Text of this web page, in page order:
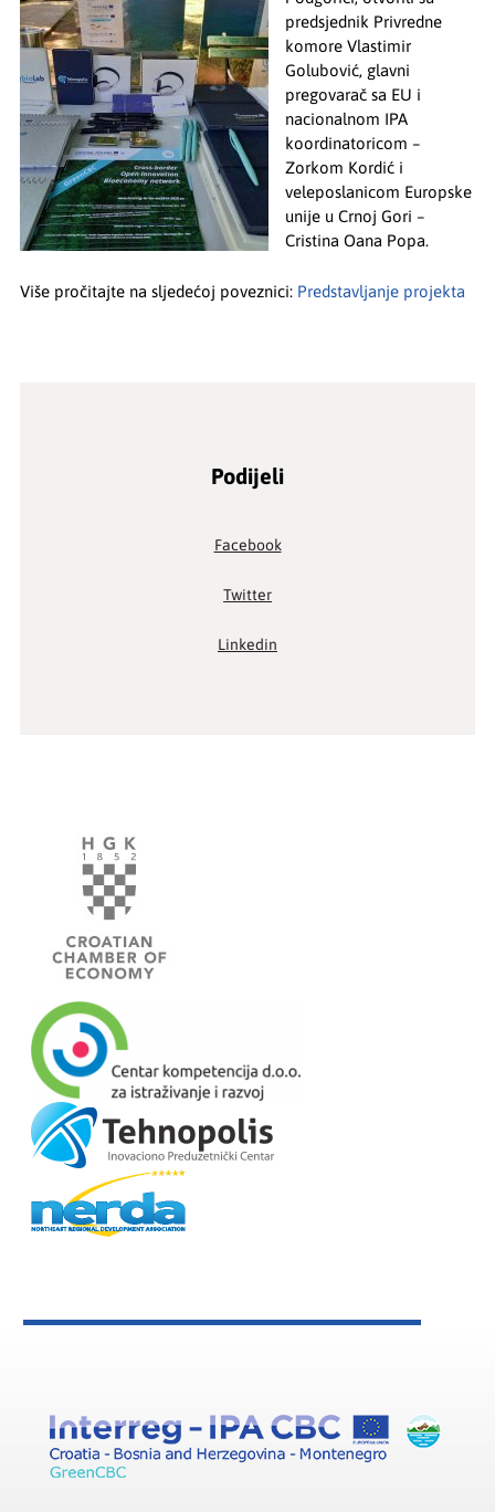
predsjednik Privredne
komore Vlastimir
Golubović, glavni
pregovarač sa EU i
nacionalnom IPA
koordinatoricom –
Zorkom Kordić i
veleposlanicom Europske
unije u Crnoj Gori –
Cristina Oana Popa.
Više pročitajte na sljedećoj poveznici: Predstavljanje projekta
Podijeli
Facebook
Twitter
Linkedin